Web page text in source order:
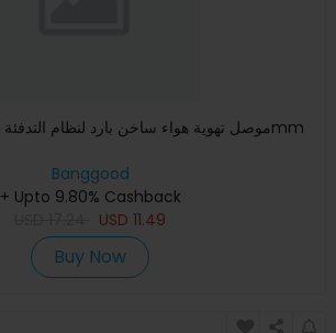
موصل تهوية هواء ساخن بارد لنظام التدفئة الديزلي دوميتيك 75mm
Banggood
+ Upto 9.80% Cashback
USD 11.49
Buy Now